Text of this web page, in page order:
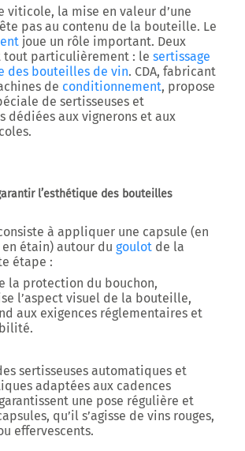
viticole, la mise en valeur d’une
pas au contenu de la bouteille. Le
joue un rôle important. Deux
tout particulièrement : le sertissage
des bouteilles de vin. CDA, fabricant
de conditionnement, propose
de sertisseuses et
dédiées aux vignerons et aux
.
l’esthétique des bouteilles
à appliquer une capsule (en
étain) autour du goulot de la
étape :
la protection du bouchon,
l’aspect visuel de la bouteille,
aux exigences réglementaires et
.
sertisseuses automatiques et
adaptées aux cadences
une pose régulière et
qu’il s’agisse de vins rouges,
effervescents.